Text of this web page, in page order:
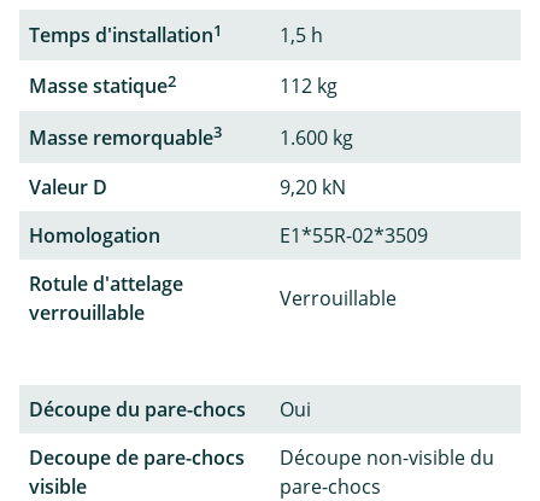
Temps d'installation1
1,5 h
Masse statique2
112 kg
Masse remorquable3
1.600 kg
Valeur D
9,20 kN
Homologation
E1*55R-02*3509
Rotule d'attelage
verrouillable
Verrouillable
Découpe du pare-chocs
Oui
Decoupe de pare-chocs
visible
Découpe non-visible du
pare-chocs